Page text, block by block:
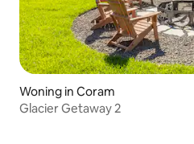
Woning in Coram
Glacier Getaway 2